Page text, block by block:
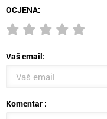
OCJENA:
Vaš email:
Komentar :